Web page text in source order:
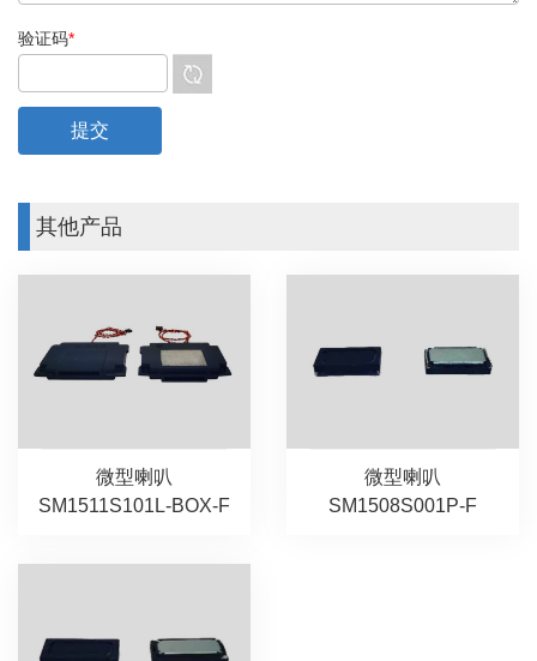
验证码*
其他产品
微型喇叭
SM1511S101L-BOX-F
微型喇叭
SM1508S001P-F